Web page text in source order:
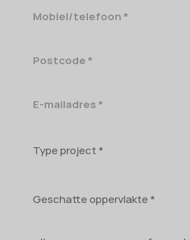
Mobiel/telefoon
Postcode
E-
Type
project
Geschatte